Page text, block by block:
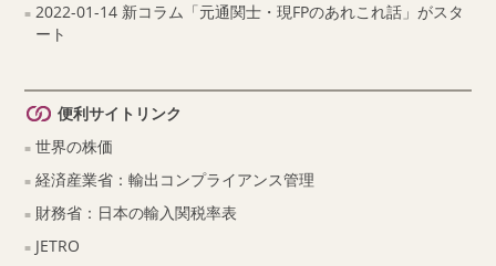
2022-01-14 新コラム「元通関士・現FPのあれこれ話」がスタ
ート
便利サイトリンク
世界の株価
経済産業省：輸出コンプライアンス管理
財務省：日本の輸入関税率表
JETRO